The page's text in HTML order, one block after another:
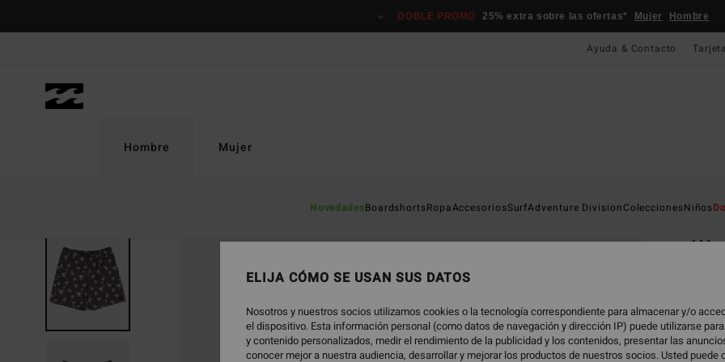
producto
DOBLE PROMO 25% extra sobre las ofertas* Mujer Hombre
Ayuda & Contacto
Hombre
NovedadesBoardshortsRopaAccesoriosSurfAdventure DivisionColeccionesNiños
Mujer
ECO-
ELIJA CÓMO SE USAN SUS DATOS
Nosotros y nuestros socios utilizamos cookies o la tecnología correspondiente para almacenar y/o
el dispositivo. Esta información personal (como datos de navegación y dirección IP) puede utilizarse
y contenido personalizados, medir el rendimiento de la publicidad y los contenidos, presentar las
conocer mejor a nuestra audiencia, desarrollar y mejorar los productos de nuestros socios. Usted puede